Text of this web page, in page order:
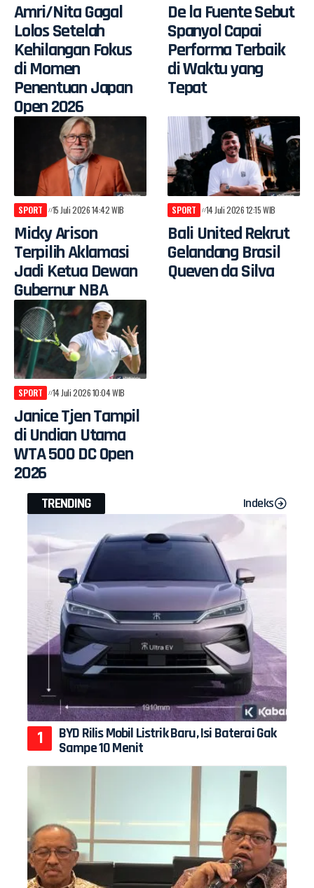
Amri/Nita Gagal
Lolos Setelah
Kehilangan Fokus
di Momen
Penentuan Japan
Open 2026
De la Fuente Sebut
Spanyol Capai
Performa Terbaik
di Waktu yang
Tepat
SPORT 15 Juli 2026 14:42 WIB
Micky Arison
Terpilih Aklamasi
Jadi Ketua Dewan
Gubernur NBA
SPORT 14 Juli 2026 12:15 WIB
Bali United Rekrut
Gelandang Brasil
Queven da Silva
SPORT 14 Juli 2026 10:04 WIB
Janice Tjen Tampil
di Undian Utama
WTA 500 DC Open
2026
TRENDING Indeks
BYD Rilis Mobil Listrik Baru, Isi Baterai Gak
Sampe 10 Menit